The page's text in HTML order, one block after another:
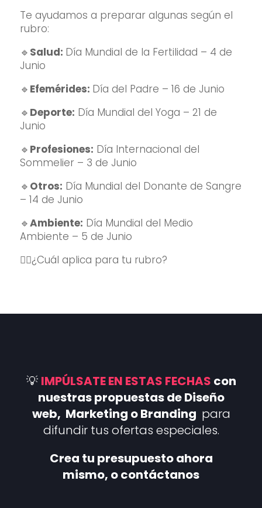
Te ayudamos a preparar algunas según el
rubro:
🔹 Salud: Día Mundial de la Fertilidad – 4 de
Junio
🔹 Efemérides: Día del Padre – 16 de Junio
🔹 Deporte: Día Mundial del Yoga – 21 de
Junio
🔹 Profesiones: Día Internacional del
Sommelier – 3 de Junio
🔹 Otros: Día Mundial del Donante de Sangre
– 14 de Junio
🔹Ambiente: Día Mundial del Medio
Ambiente – 5 de Junio
👉🏼¿Cuál aplica para tu rubro?
💡 IMPÚLSATE EN ESTAS FECHAS con
nuestras propuestas de Diseño
web, Marketing o Branding para
difundir tus ofertas especiales.
Crea tu presupuesto ahora
mismo, o contáctanos